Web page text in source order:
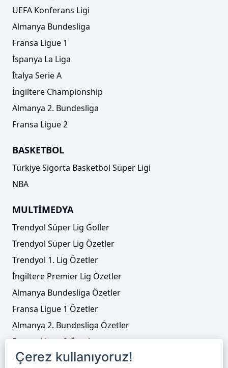
UEFA Konferans Ligi
Almanya Bundesliga
Fransa Ligue 1
İspanya La Liga
İtalya Serie A
İngiltere Championship
Almanya 2. Bundesliga
Fransa Ligue 2
BASKETBOL
Türkiye Sigorta Basketbol Süper Ligi
NBA
MULTİMEDYA
Trendyol Süper Lig Goller
Trendyol Süper Lig Özetler
Trendyol 1. Lig Özetler
İngiltere Premier Lig Özetler
Almanya Bundesliga Özetler
Fransa Ligue 1 Özetler
Almanya 2. Bundesliga Özetler
Fransa Ligue 2 Özetler
Tenis
Çerez kullanıyoruz!